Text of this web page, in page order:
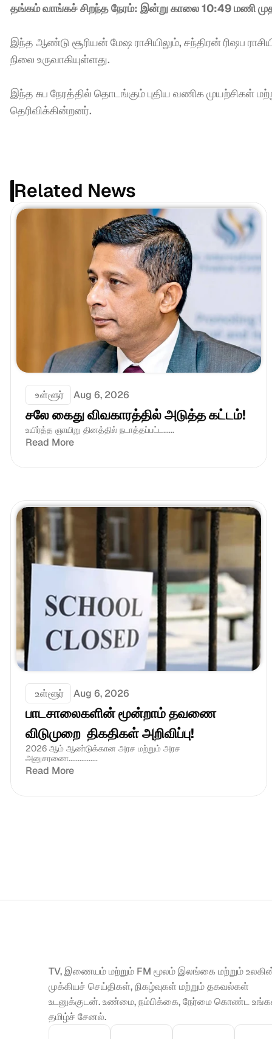
தங்கம் வாங்கச் சிறந்த நேரம்: இன்று காலை 10:49 மணி
இந்த ஆண்டு சூரியன் மேஷ ராசியிலும், சந்திரன் ரிஷப
நிலை உருவாகியுள்ளது.
இந்த சுப நேரத்தில் தொடங்கும் புதிய வணிக முயற்சிகள்
தெரிவிக்கின்றனர்.
Related News
உள்ளூர் Aug 6, 2026
சலே கைது விவகாரத்தில் அடுத்த கட்டம்!
உயிர்த்த ஞாயிறு தினத்தில் நடாத்தப்பட்ட......
Read More
உள்ளூர் Aug 6, 2026
பாடசாலைகளின் மூன்றாம் தவணை
விடுமுறை  திகதிகள் அறிவிப்பு!
2026 ஆம் ஆண்டுக்கான அரச மற்றும் அரச
அனுசரணை................
Read More
TV, இணையம் மற்றும் FM மூலம் இலங்கை மற்றும்
முக்கியச் செய்திகள், நிகழ்வுகள் மற்றும் தகவல்கள்
உடனுக்குடன். உண்மை, நம்பிக்கை, நேர்மை கொண்ட
தமிழ்ச் சேனல்.